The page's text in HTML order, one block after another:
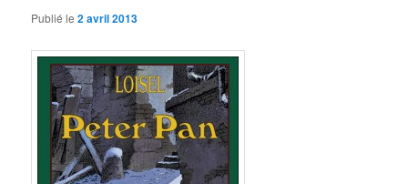
Publié le2 avril 2013